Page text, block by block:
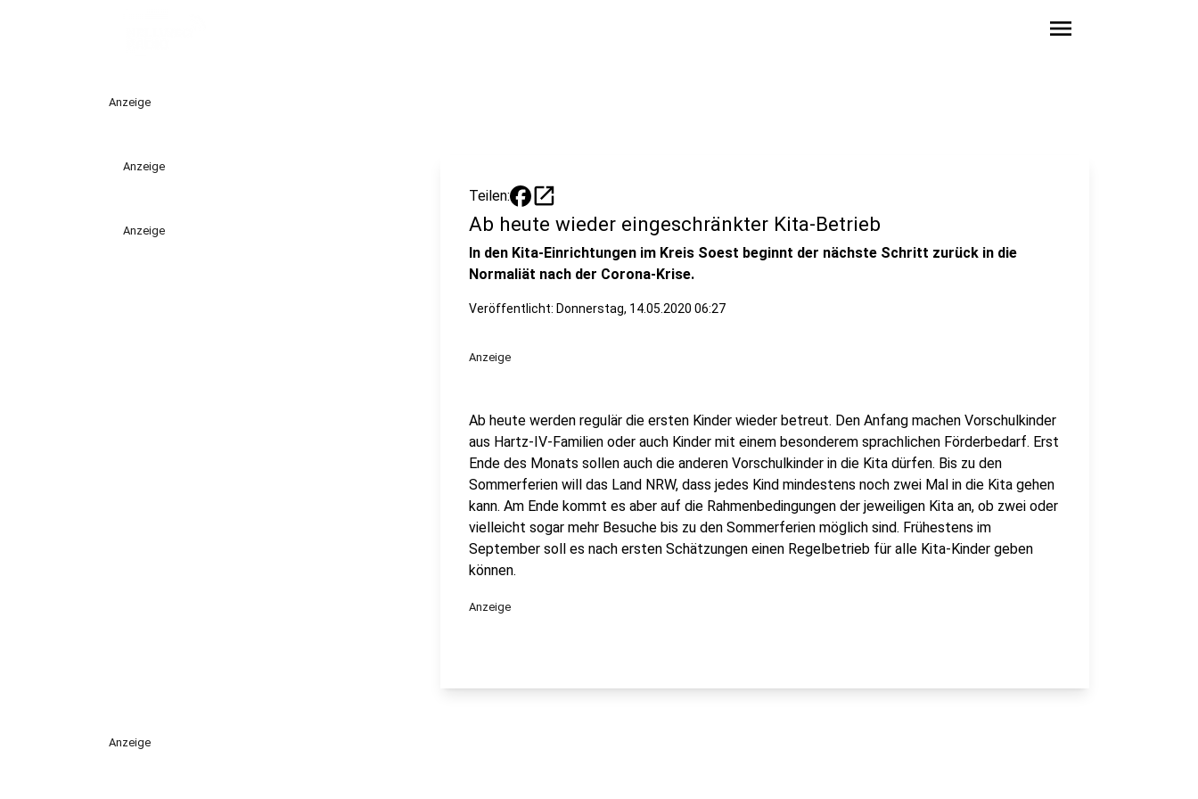
menu
Anzeige
Anzeige
Anzeige
Teilen: open_in_new
Ab heute wieder eingeschränkter Kita-Betrieb
In den Kita-Einrichtungen im Kreis Soest beginnt der nächste Schritt zurück in die
Normaliät nach der Corona-Krise.
Veröffentlicht: Donnerstag, 14.05.2020 06:27
Anzeige
Ab heute werden regulär die ersten Kinder wieder betreut. Den Anfang machen Vorschulkinder
aus Hartz-IV-Familien oder auch Kinder mit einem besonderem sprachlichen Förderbedarf. Erst
Ende des Monats sollen auch die anderen Vorschulkinder in die Kita dürfen. Bis zu den
Sommerferien will das Land NRW, dass jedes Kind mindestens noch zwei Mal in die Kita gehen
kann. Am Ende kommt es aber auf die Rahmenbedingungen der jeweiligen Kita an, ob zwei oder
vielleicht sogar mehr Besuche bis zu den Sommerferien möglich sind. Frühestens im
September soll es nach ersten Schätzungen einen Regelbetrieb für alle Kita-Kinder geben
können.
Anzeige
Anzeige